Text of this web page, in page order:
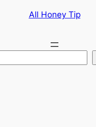
All Honey Tip